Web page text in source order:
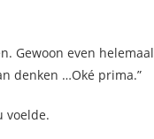
Gewoon even helemaal
denken …Oké prima.”
voelde.